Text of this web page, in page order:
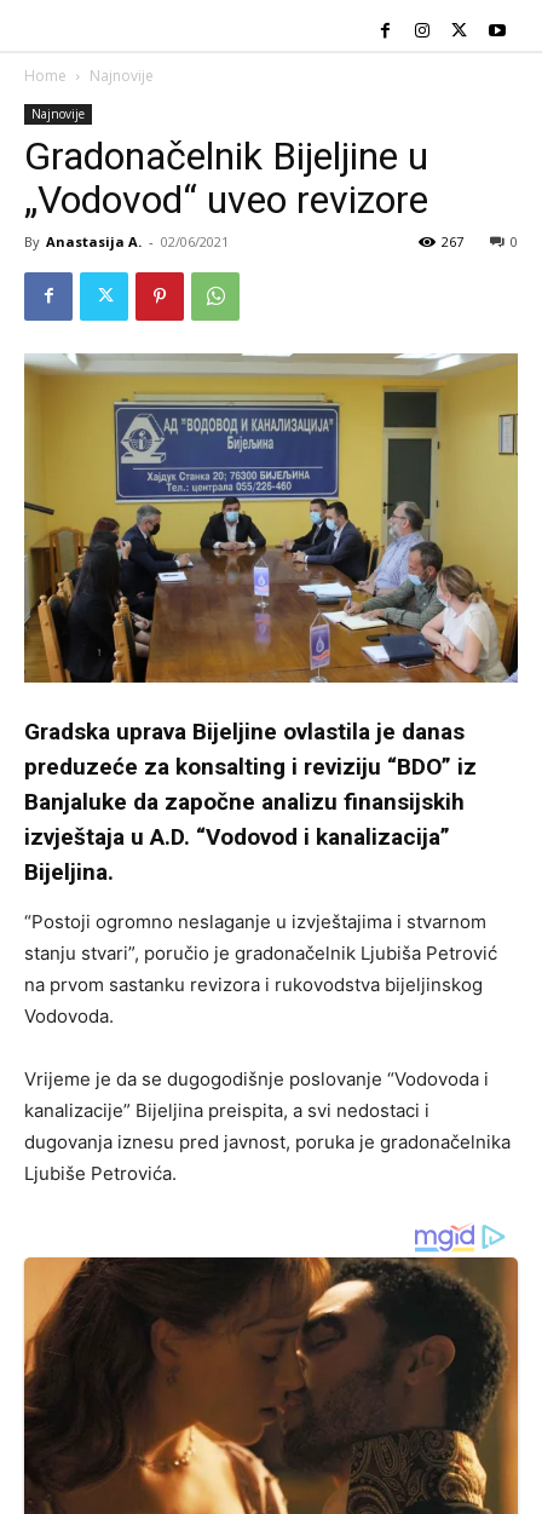
Home Najnovije
Najnovije
Gradonačelnik Bijeljine u
„Vodovod“ uveo revizore
By Anastasija A. - 02/06/2021 0
267
Gradska uprava Bijeljine ovlastila je danas
preduzeće za konsalting i reviziju “BDO” iz
Banjaluke da započne analizu finansijskih
izvještaja u A.D. “Vodovod i kanalizacija”
Bijeljina.
“Postoji ogromno neslaganje u izvještajima i stvarnom
stanju stvari”, poručio je gradonačelnik Ljubiša Petrović
na prvom sastanku revizora i rukovodstva bijeljinskog
Vodovoda.
Vrijeme je da se dugogodišnje poslovanje “Vodovoda i
kanalizacije” Bijeljina preispita, a svi nedostaci i
dugovanja iznesu pred javnost, poruka je gradonačelnika
Ljubiše Petrovića.